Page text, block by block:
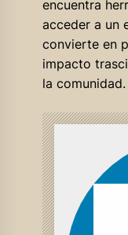
encuentra
acceder a un
convierte en
impacto
la comunidad.